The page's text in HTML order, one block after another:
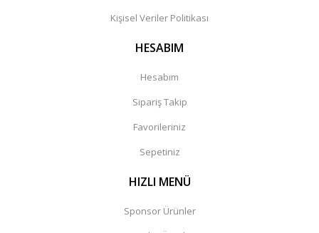
Kişisel Veriler Politikası
HESABIM
Hesabım
Sipariş Takip
Favorileriniz
Sepetiniz
HIZLI MENÜ
Sponsor Ürünler